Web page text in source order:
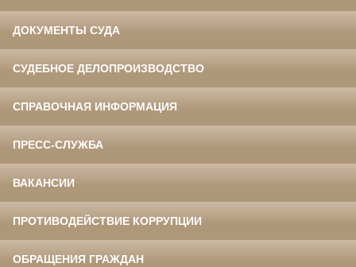
ДОКУМЕНТЫ СУДА
СУДЕБНОЕ ДЕЛОПРОИЗВОДСТВО
СПРАВОЧНАЯ ИНФОРМАЦИЯ
ПРЕСС-СЛУЖБА
ВАКАНСИИ
ПРОТИВОДЕЙСТВИЕ КОРРУПЦИИ
ОБРАЩЕНИЯ ГРАЖДАН